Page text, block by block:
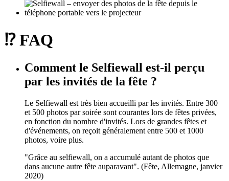
⁉️ FAQ
Comment le Selfiewall est-il perçu
par les invités de la fête ?
Le Selfiewall est très bien accueilli par les invités. Entre 300
et 500 photos par soirée sont courantes lors de fêtes privées,
en fonction du nombre d'invités. Lors de grandes fêtes et
d'événements, on reçoit généralement entre 500 et 1000
photos, voire plus.
"Grâce au selfiewall, on a accumulé autant de photos que
dans aucune autre fête auparavant". (Fête, Allemagne, janvier
2020)